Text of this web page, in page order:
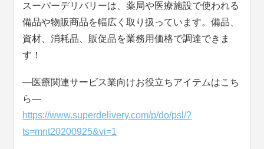
スーパーデリバリーは、薬局や医療施設で使われる
備品や物販商品を幅広く取り扱っています。備品、
資材、消耗品、販促品を業務用価格で調達できま
す！
―医療関連サービス業向けお役立ちアイテムはこち
ら―
https://www.superdelivery.com/p/do/psl/?
ts=mnt20200925&vi=1